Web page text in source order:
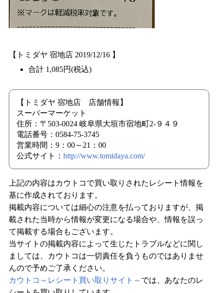
【トミダヤ 宿地店 2019/12/16 】
合計 1,085円(税込)
【トミダヤ 宿地店 店舗情報】
スーパーマーケット
住所：〒503-0024 岐阜県大垣市宿地町2-９４９
電話番号：0584-75-3745
営業時間：9：00～21：00
公式サイト： http://www.tomidaya.com/
上記の内容はカウトコで買い取りされたレシート情報を
基に作成されております。
掲載内容については細心の注意を払っておりますが、掲
載された当時から情報が変更になる場合や、情報を誤っ
て掲載する場合もございます。
当サイトの掲載内容によって生じたトラブルなどに関し
ましては、カウトコは一切責任を負うものではありませ
んので予めご了承ください。
カウトコ～レシート買い取りサイト～ では、あなたのレ